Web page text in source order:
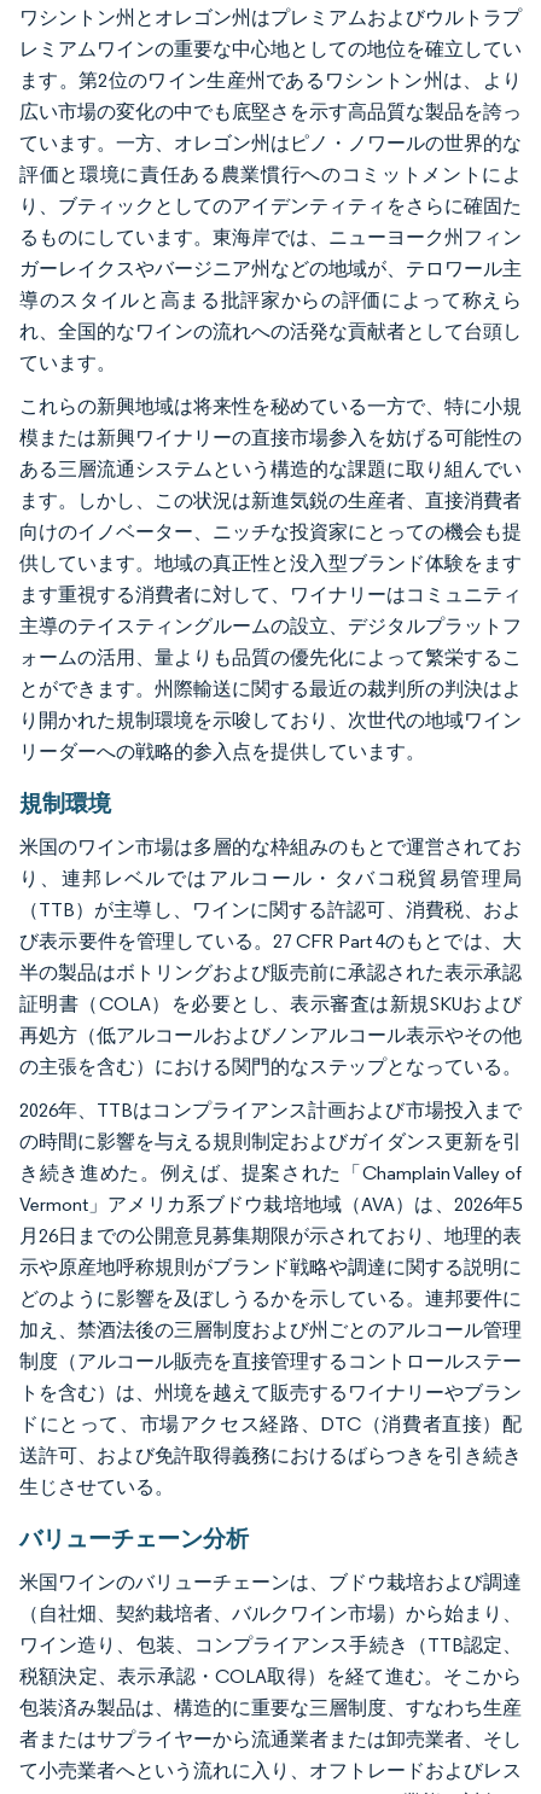
ワシントン州とオレゴン州はプレミアムおよびウルトラプ
レミアムワインの重要な中心地としての地位を確立してい
ます。第2位のワイン生産州であるワシントン州は、より
広い市場の変化の中でも底堅さを示す高品質な製品を誇っ
ています。一方、オレゴン州はピノ・ノワールの世界的な
評価と環境に責任ある農業慣行へのコミットメントによ
り、ブティックとしてのアイデンティティをさらに確固た
るものにしています。東海岸では、ニューヨーク州フィン
ガーレイクスやバージニア州などの地域が、テロワール主
導のスタイルと高まる批評家からの評価によって称えら
れ、全国的なワインの流れへの活発な貢献者として台頭し
ています。
これらの新興地域は将来性を秘めている一方で、特に小規
模または新興ワイナリーの直接市場参入を妨げる可能性の
ある三層流通システムという構造的な課題に取り組んでい
ます。しかし、この状況は新進気鋭の生産者、直接消費者
向けのイノベーター、ニッチな投資家にとっての機会も提
供しています。地域の真正性と没入型ブランド体験をます
ます重視する消費者に対して、ワイナリーはコミュニティ
主導のテイスティングルームの設立、デジタルプラットフ
ォームの活用、量よりも品質の優先化によって繁栄するこ
とができます。州際輸送に関する最近の裁判所の判決はよ
り開かれた規制環境を示唆しており、次世代の地域ワイン
リーダーへの戦略的参入点を提供しています。
規制環境
米国のワイン市場は多層的な枠組みのもとで運営されてお
り、連邦レベルではアルコール・タバコ税貿易管理局
（TTB）が主導し、ワインに関する許認可、消費税、およ
び表示要件を管理している。27 CFR Part 4のもとでは、大
半の製品はボトリングおよび販売前に承認された表示承認
証明書（COLA）を必要とし、表示審査は新規SKUおよび
再処方（低アルコールおよびノンアルコール表示やその他
の主張を含む）における関門的なステップとなっている。
2026年、TTBはコンプライアンス計画および市場投入まで
の時間に影響を与える規則制定およびガイダンス更新を引
き続き進めた。例えば、提案された「Champlain Valley of
Vermont」アメリカ系ブドウ栽培地域（AVA）は、2026年5
月26日までの公開意見募集期限が示されており、地理的表
示や原産地呼称規則がブランド戦略や調達に関する説明に
どのように影響を及ぼしうるかを示している。連邦要件に
加え、禁酒法後の三層制度および州ごとのアルコール管理
制度（アルコール販売を直接管理するコントロールステー
トを含む）は、州境を越えて販売するワイナリーやブラン
ドにとって、市場アクセス経路、DTC（消費者直接）配
送許可、および免許取得義務におけるばらつきを引き続き
生じさせている。
バリューチェーン分析
米国ワインのバリューチェーンは、ブドウ栽培および調達
（自社畑、契約栽培者、バルクワイン市場）から始まり、
ワイン造り、包装、コンプライアンス手続き（TTB認定、
税額決定、表示承認・COLA取得）を経て進む。そこから
包装済み製品は、構造的に重要な三層制度、すなわち生産
者またはサプライヤーから流通業者または卸売業者、そし
て小売業者へという流れに入り、オフトレードおよびレス